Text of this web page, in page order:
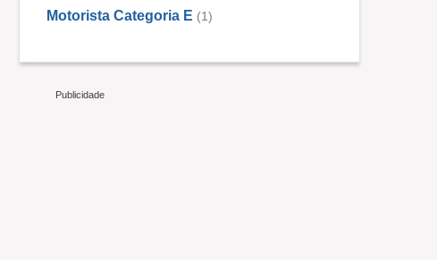
Motorista Categoria E (1)